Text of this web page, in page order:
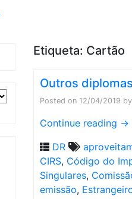
Etiqueta: Cartão
Outros
Posted on 12/04/2019 by
Continue reading →
DR
CIRS, Código do
Singulares,
emissão,